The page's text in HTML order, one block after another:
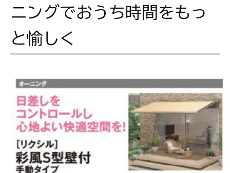
ニングでおうち時間をもっ
と愉しく